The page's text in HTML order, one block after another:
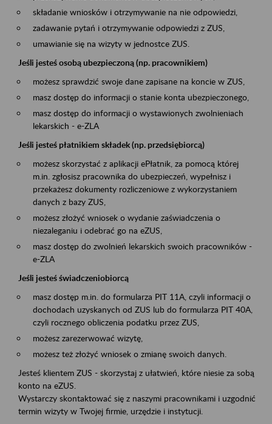
składanie wniosków i otrzymywanie na nie odpowiedzi,
zadawanie pytań i otrzymywanie odpowiedzi z ZUS,
umawianie się na wizyty w jednostce ZUS.
Jeśli jesteś osobą ubezpieczoną (np. pracownikiem)
możesz sprawdzić swoje dane zapisane na koncie w ZUS,
masz dostęp do informacji o stanie konta ubezpieczonego,
masz dostęp do informacji o wystawionych zwolnieniach
lekarskich - e-ZLA
Jeśli jesteś płatnikiem składek (np. przedsiębiorcą)
możesz skorzystać z aplikacji ePłatnik, za pomocą której
m.in. zgłosisz pracownika do ubezpieczeń, wypełnisz i
przekażesz dokumenty rozliczeniowe z wykorzystaniem
danych z bazy ZUS,
możesz złożyć wniosek o wydanie zaświadczenia o
niezaleganiu i odebrać go na eZUS,
masz dostęp do zwolnień lekarskich swoich pracowników -
e-ZLA
Jeśli jesteś świadczeniobiorcą
masz dostęp m.in. do formularza PIT 11A, czyli informacji o
dochodach uzyskanych od ZUS lub do formularza PIT 40A,
czyli rocznego obliczenia podatku przez ZUS,
możesz zarezerwować wizytę,
możesz też złożyć wniosek o zmianę swoich danych.
Jesteś klientem ZUS - skorzystaj z ułatwień, które niesie za sobą
konto na eZUS.
Wystarczy skontaktować się z naszymi pracownikami i uzgodnić
termin wizyty w Twojej firmie, urzędzie i instytucji.